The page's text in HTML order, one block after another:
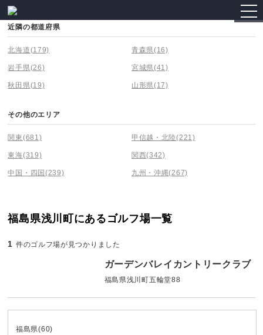
近隣の都道府県
北海道(179) 青森県(16)
岩手県(26) 宮城県(41)
秋田県(19) 山形県(17)
その他のエリア
関東(681) 甲信越・北陸(221)
東海(319) 関西(342)
中国・四国 (239) 九州・沖縄(267)
福島県浅川町にあるゴルフ場一覧
1 件のゴルフ場が見つかりました
ガーデンバレイカントリークラブ
福島県浅川町五輪堂88
福島県(60)